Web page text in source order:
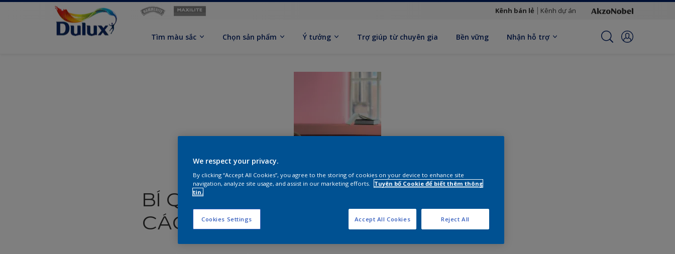
Kênh bán lẻ Kênh dự án
Tìm màu sắc Chọn sản phẩm Ý tưởng Trợ giúp từ chuyên gia Bền vững Nhận hỗ trợ
BÍ QUYẾT PHỐI MÀU ĐẬM PHONG
CÁCH RIÊNG CHO NGÔI NHÀ BẠN
We respect your privacy.
By clicking “Accept All Cookies”, you agree to the storing of cookies on your device to enhance site
navigation, analyze site usage, and assist in our marketing efforts.
Tuyên bố Cookie để biết thêm thông
tin.
Cookies Settings Reject All
Accept All Cookies